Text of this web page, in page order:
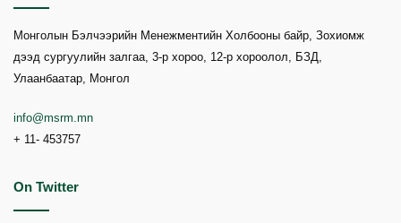
Монголын Бэлчээрийн Менежментийн Холбооны байр, Зохиомж
дээд сургуулийн залгаа, 3-р хороо, 12-р хороолол, БЗД,
Улаанбаатар, Монгол
info@msrm.mn
+ 11- 453757
On Twitter